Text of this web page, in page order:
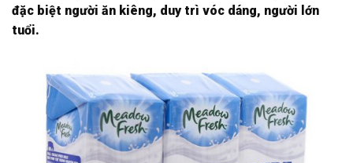
đặc biệt người ăn kiêng, duy trì vóc dáng, người lớn
tuổi.